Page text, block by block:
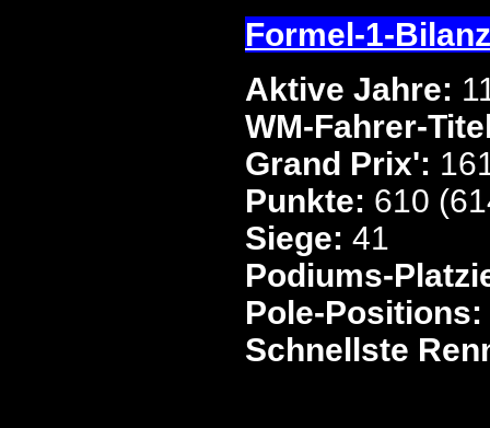
Formel-1-Bilanz
Aktive Jahre:
WM-Fahrer-
Grand Prix':
Punkte: 610
Siege: 41
Podiums-
Pole-Positions:
Schnellste